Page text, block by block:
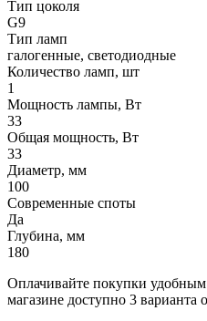
Тип цоколя
G9
Тип ламп
галогенные, светодиодные
Количество ламп, шт
1
Мощность лампы, Вт
33
Общая мощность, Вт
33
Диаметр, мм
100
Современные споты
Да
Глубина, мм
180
Оплачивайте покупки
магазине доступно 3 варианта